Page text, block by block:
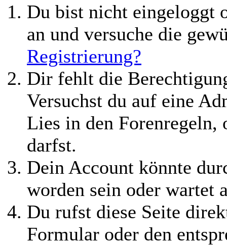
Du bist nicht eingeloggt
an und versuche die
Registrierung?
Dir fehlt die
Versuchst du auf eine
Lies in den Forenregeln,
darfst.
Dein Account könnte
worden sein oder wartet
Du rufst diese Seite
Formular oder den